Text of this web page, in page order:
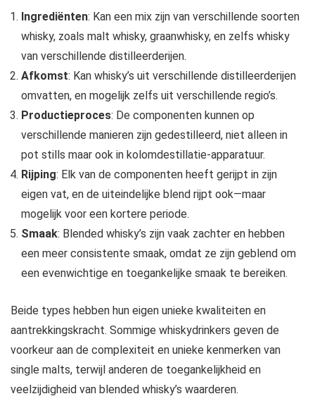
Ingrediënten: Kan een mix zijn van verschillende soorten
whisky, zoals malt whisky, graanwhisky, en zelfs whisky
van verschillende distilleerderijen.
Afkomst: Kan whisky’s uit verschillende distilleerderijen
omvatten, en mogelijk zelfs uit verschillende regio’s.
Productieproces: De componenten kunnen op
verschillende manieren zijn gedestilleerd, niet alleen in
pot stills maar ook in kolomdestillatie-apparatuur.
Rijping: Elk van de componenten heeft gerijpt in zijn
eigen vat, en de uiteindelijke blend rijpt ook—maar
mogelijk voor een kortere periode.
Smaak: Blended whisky’s zijn vaak zachter en hebben
een meer consistente smaak, omdat ze zijn geblend om
een evenwichtige en toegankelijke smaak te bereiken.
Beide types hebben hun eigen unieke kwaliteiten en
aantrekkingskracht. Sommige whiskydrinkers geven de
voorkeur aan de complexiteit en unieke kenmerken van
single malts, terwijl anderen de toegankelijkheid en
veelzijdigheid van blended whisky’s waarderen.